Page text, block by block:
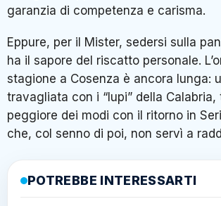
garanzia di competenza e carisma.
Eppure, per il Mister, sedersi sulla
ha il sapore del riscatto personale.
stagione a Cosenza è ancora lunga:
travagliata con i “lupi” della Calabria,
peggiore dei modi con il ritorno in
che, col senno di poi, non servì a
POTREBBE INTERESSARTI